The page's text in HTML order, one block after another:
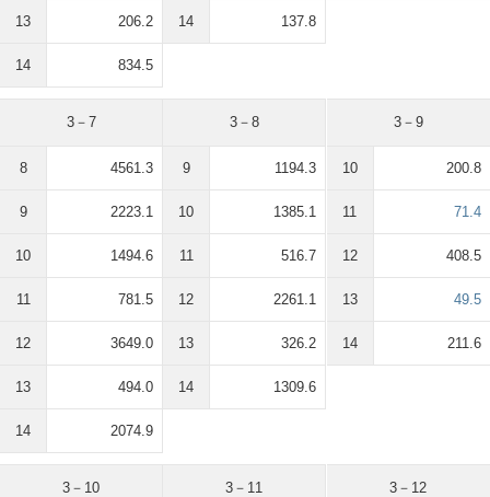
13 206.2
14 834.5
14 137.8
3－7
8 4561.3
9 2223.1
10 1494.6
11 781.5
12 3649.0
13 494.0
14 2074.9
3－8
9 1194.3
10 1385.1
11 516.7
12 2261.1
13 326.2
14 1309.6
3－9
10 200.8
11 71.4
12 408.5
13 49.5
14 211.6
3－10 3－11 3－12